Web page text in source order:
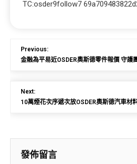
TC:osder9follow7
Previous:
金融為平易近OSDER奧斯德零件報價 守護
Next:
​10萬煙花次序遞次放OSDER奧斯德汽車材
發佈留言